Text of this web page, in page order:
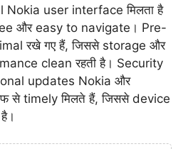
Nokia user interface मिलता है
और easy to navigate। Pre-
रखे गए हैं, जिससे storage और
clean रहती है। Security
updates Nokia और
से timely मिलते हैं, जिससे device